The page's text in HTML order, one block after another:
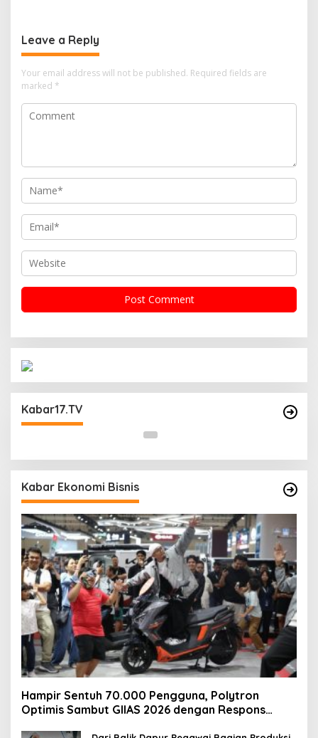
Leave a Reply
Your email address will not be published. Required fields are
marked *
Kabar17.TV
Operasi Cipta Kondisi Digelar Polsek
Malam Libur
Kabar Ekonomi Bisnis
Hampir Sentuh 70.000 Pengguna, Polytron
Optimis Sambut GIIAS 2026 dengan Respons